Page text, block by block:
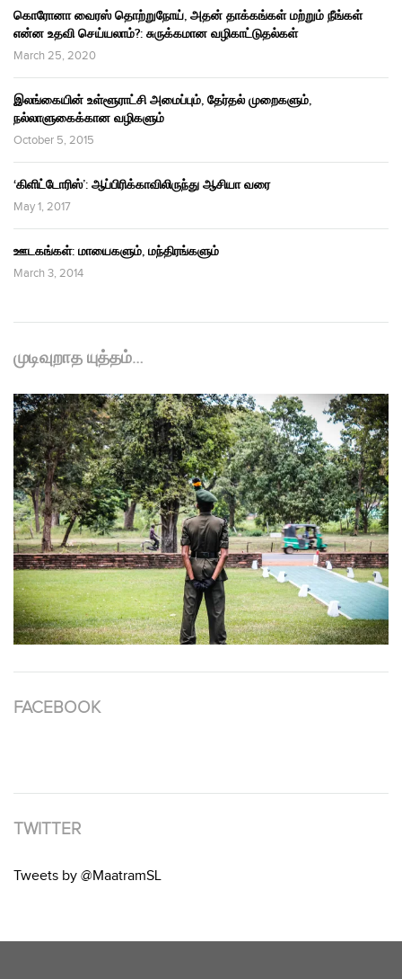
கொரோனா வைரஸ் தொற்றுநோய், அதன் தாக்கங்கள் மற்றும் நீங்கள்
என்ன உதவி செய்யலாம்?: சுருக்கமான வழிகாட்டுதல்கள்
March 25, 2020
இலங்கையின் உள்ளூராட்சி அமைப்பும், தேர்தல் முறைகளும்,
நல்லாளுகைக்கான வழிகளும்
October 5, 2015
‘கிளிட்டோரிஸ்’: ஆப்பிரிக்காவிலிருந்து ஆசியா வரை
May 1, 2017
ஊடகங்கள்: மாயைகளும், மந்திரங்களும்
March 3, 2014
முடிவுறாத யுத்தம்…
FACEBOOK
TWITTER
Tweets by @MaatramSL